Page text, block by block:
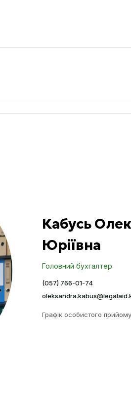
Кабусь
Юріївна
Головний бухгалтер
(057) 766-01-74
Графік особистого